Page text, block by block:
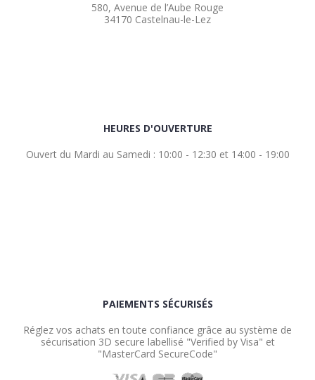
580, Avenue de l’Aube Rouge
34170 Castelnau-le-Lez
HEURES D'OUVERTURE
Ouvert du Mardi au Samedi : 10:00 - 12:30 et 14:00 - 19:00
PAIEMENTS SÉCURISÉS
Réglez vos achats en toute confiance grâce au système de
sécurisation 3D secure labellisé "Verified by Visa" et
"MasterCard SecureCode"